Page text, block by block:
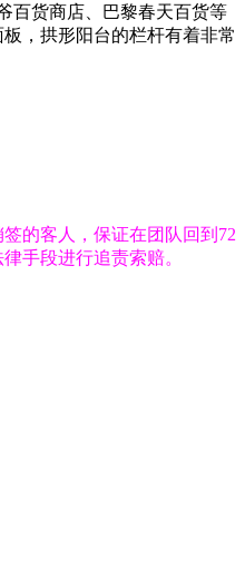
百货商店、巴黎春天百货等
，拱形阳台的栏杆有着非常
的客人，保证在团队回到72
手段进行追责索赔。